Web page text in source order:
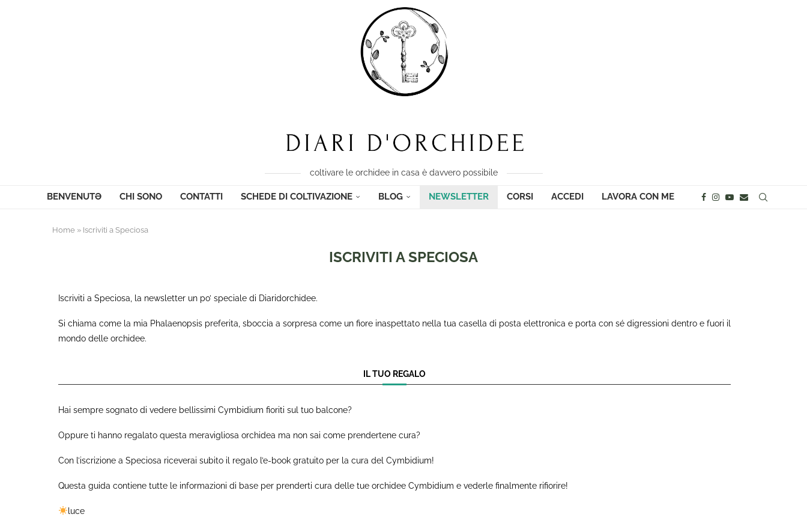
coltivare le orchidee in casa è davvero possibile
BENVENUTƏ CHI SONO CONTATTI SCHEDE DI COLTIVAZIONE BLOG NEWSLETTER CORSI ACCEDI LAVORA CON ME
Home » Iscriviti a Speciosa
ISCRIVITI A SPECIOSA
Iscriviti a Speciosa, la newsletter un po’ speciale di Diaridorchidee.
Si chiama come la mia Phalaenopsis preferita, sboccia a sorpresa come un fiore inaspettato nella tua casella di posta elettronica e porta con sé digressioni dentro e fuori il
mondo delle orchidee.
IL TUO REGALO
Hai sempre sognato di vedere bellissimi Cymbidium fioriti sul tuo balcone?
Oppure ti hanno regalato questa meravigliosa orchidea ma non sai come prendertene cura?
Con l’iscrizione a Speciosa riceverai subito il regalo l’e-book gratuito per la cura del Cymbidium!
Questa guida contiene tutte le informazioni di base per prenderti cura delle tue orchidee Cymbidium e vederle finalmente rifiorire!
luce